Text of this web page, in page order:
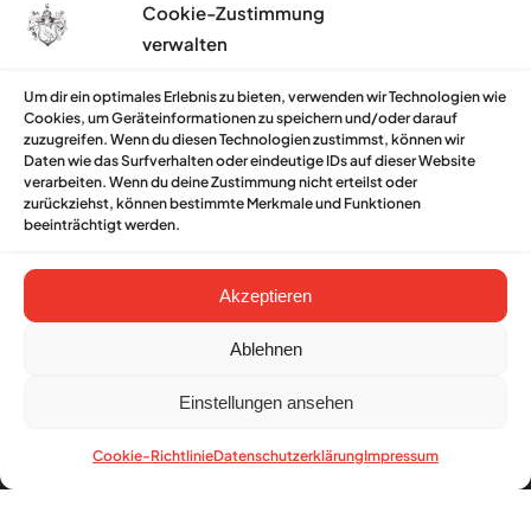
Cookie-Zustimmung
verwalten
Um dir ein optimales Erlebnis zu bieten, verwenden wir Technologien wie
Cookies, um Geräteinformationen zu speichern und/oder darauf
zuzugreifen. Wenn du diesen Technologien zustimmst, können wir
Daten wie das Surfverhalten oder eindeutige IDs auf dieser Website
verarbeiten. Wenn du deine Zustimmung nicht erteilst oder
zurückziehst, können bestimmte Merkmale und Funktionen
beeinträchtigt werden.
Akzeptieren
Ablehnen
Einstellungen ansehen
Cookie-RichtlinieDatenschutzerklärungImpressum
Impressum
Datenschutzerklärung
Kontakt
Rechte vorbehalten.
facebook
youtubeinstagramwhatsapp
email